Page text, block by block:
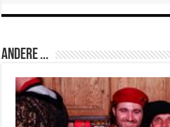
Andere ...